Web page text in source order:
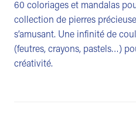
60 coloriages et mandalas
collection de pierres
s’amusant. Une infinité de
(feutres, crayons, pastels…)
créativité.